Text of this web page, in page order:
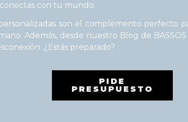
con tu mundo.
son el complemento perfecto
Además, desde nuestro Blog de
¿Estás preparado?
PIDE
PRESUPUESTO